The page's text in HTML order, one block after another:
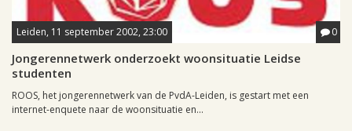
Leiden, 11 september 2002, 23:00 0
Jongerennetwerk onderzoekt woonsituatie Leidse
studenten
ROOS, het jongerennetwerk van de PvdA-Leiden, is gestart met een
internet-enquete naar de woonsituatie en...